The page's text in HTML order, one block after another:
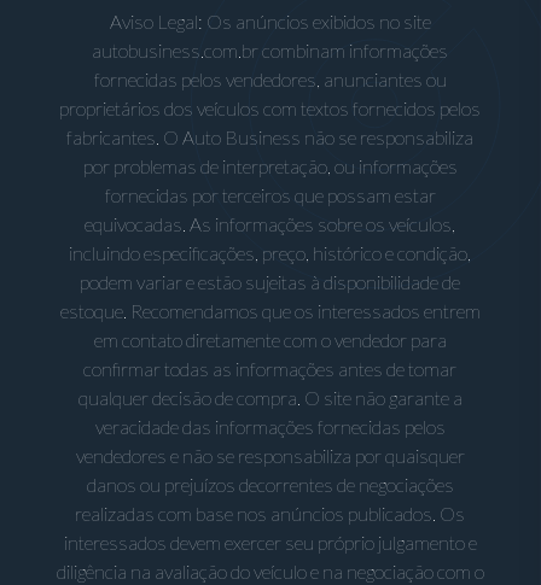
Aviso Legal: Os anúncios exibidos no site
autobusiness.com.br combinam informações
fornecidas pelos vendedores, anunciantes ou
proprietários dos veículos com textos fornecidos pelos
fabricantes. O Auto Business não se responsabiliza
por problemas de interpretação, ou informações
fornecidas por terceiros que possam estar
equivocadas. As informações sobre os veículos,
incluindo especificações, preço, histórico e condição,
podem variar e estão sujeitas à disponibilidade de
estoque. Recomendamos que os interessados entrem
em contato diretamente com o vendedor para
confirmar todas as informações antes de tomar
qualquer decisão de compra. O site não garante a
veracidade das informações fornecidas pelos
vendedores e não se responsabiliza por quaisquer
danos ou prejuízos decorrentes de negociações
realizadas com base nos anúncios publicados. Os
interessados devem exercer seu próprio julgamento e
diligência na avaliação do veículo e na negociação com o